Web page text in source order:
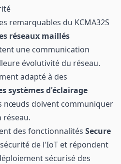
remarquables du KCMA32S
réseaux maillés
une communication
évolutivité du réseau.
adapté à des
systèmes d'éclairage
nœuds doivent communiquer
réseau.
des fonctionnalités Secure
de l'IoT et répondent
sécurisé des